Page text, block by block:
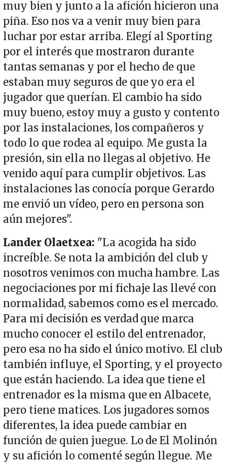
muy bien y junto a la afición hicieron una
piña. Eso nos va a venir muy bien para
luchar por estar arriba. Elegí al Sporting
por el interés que mostraron durante
tantas semanas y por el hecho de que
estaban muy seguros de que yo era el
jugador que querían. El cambio ha sido
muy bueno, estoy muy a gusto y contento
por las instalaciones, los compañeros y
todo lo que rodea al equipo. Me gusta la
presión, sin ella no llegas al objetivo. He
venido aquí para cumplir objetivos. Las
instalaciones las conocía porque Gerardo
me envió un vídeo, pero en persona son
aún mejores".
Lander Olaetxea: "La acogida ha sido
increíble. Se nota la ambición del club y
nosotros venimos con mucha hambre. Las
negociaciones por mi fichaje las llevé con
normalidad, sabemos como es el mercado.
Para mi decisión es verdad que marca
mucho conocer el estilo del entrenador,
pero esa no ha sido el único motivo. El club
también influye, el Sporting, y el proyecto
que están haciendo. La idea que tiene el
entrenador es la misma que en Albacete,
pero tiene matices. Los jugadores somos
diferentes, la idea puede cambiar en
función de quien juegue. Lo de El Molinón
y su afición lo comenté según llegue. Me